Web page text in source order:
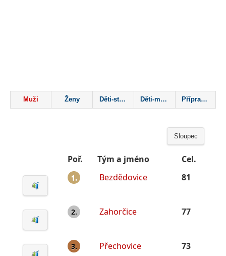
Muži Ženy Děti-starší Děti-mladší Přípravka
Sloupec
Poř. Tým a jméno Cel.
1. Bezdědovice 81
2. Zahorčice 77
3. Přechovice 73